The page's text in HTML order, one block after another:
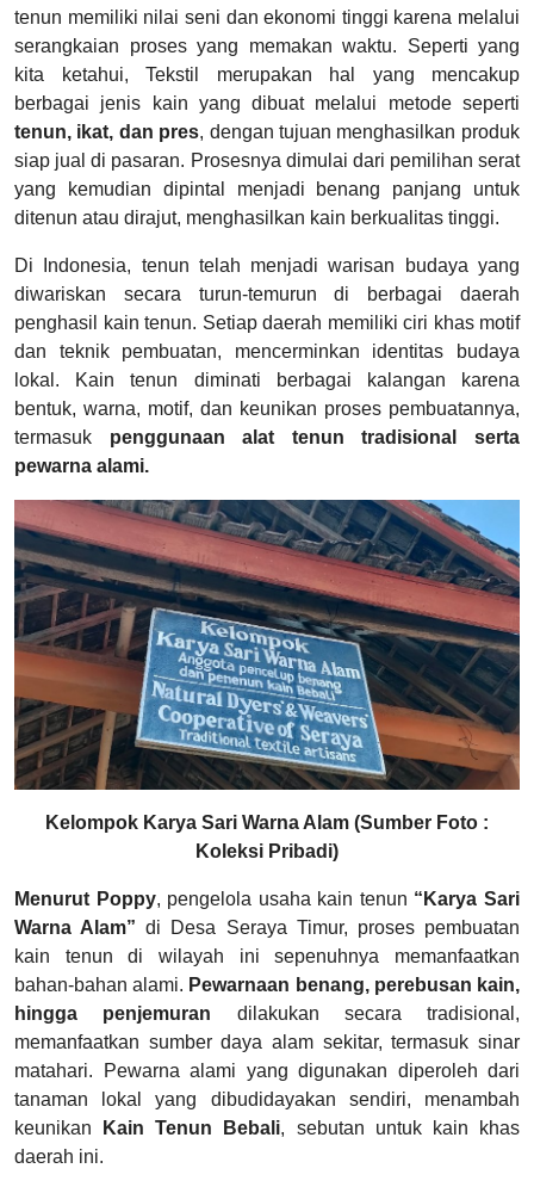
tenun memiliki nilai seni dan ekonomi tinggi karena melalui
serangkaian proses yang memakan waktu. Seperti yang
kita ketahui, Tekstil merupakan hal yang mencakup
berbagai jenis kain yang dibuat melalui metode seperti
tenun, ikat, dan pres, dengan tujuan menghasilkan produk
siap jual di pasaran. Prosesnya dimulai dari pemilihan serat
yang kemudian dipintal menjadi benang panjang untuk
ditenun atau dirajut, menghasilkan kain berkualitas tinggi.
Di Indonesia, tenun telah menjadi warisan budaya yang
diwariskan secara turun-temurun di berbagai daerah
penghasil kain tenun. Setiap daerah memiliki ciri khas motif
dan teknik pembuatan, mencerminkan identitas budaya
lokal. Kain tenun diminati berbagai kalangan karena
bentuk, warna, motif, dan keunikan proses pembuatannya,
termasuk penggunaan alat tenun tradisional serta
pewarna alami.
Kelompok Karya Sari Warna Alam (Sumber Foto :
Koleksi Pribadi)
Menurut Poppy, pengelola usaha kain tenun “Karya Sari
Warna Alam” di Desa Seraya Timur, proses pembuatan
kain tenun di wilayah ini sepenuhnya memanfaatkan
bahan-bahan alami. Pewarnaan benang, perebusan kain,
hingga penjemuran dilakukan secara tradisional,
memanfaatkan sumber daya alam sekitar, termasuk sinar
matahari. Pewarna alami yang digunakan diperoleh dari
tanaman lokal yang dibudidayakan sendiri, menambah
keunikan
Kain Tenun Bebali, sebutan untuk kain khas
daerah ini.